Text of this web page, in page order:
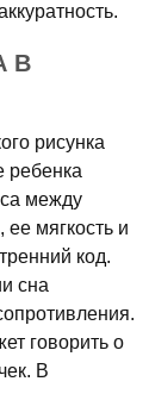
В
рисунка
ребенка
между
мягкость и
код.
сна
говорить о
В